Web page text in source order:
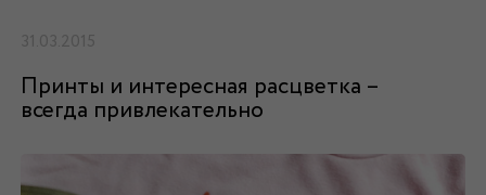
31.03.2015
Принты и интересная расцветка –
всегда привлекательно